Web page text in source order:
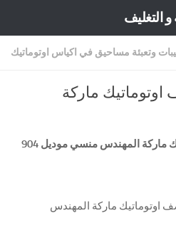
و التغليف
وتعبئة مساحيق في اكياس اوتوماتيك
اوتوماتيك ماركة
ماكينه تعبئه بودر نصف اوتوماتيك ماركة المهندس منسي موديل 904